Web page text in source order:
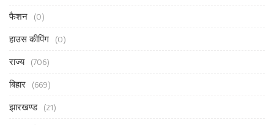
फैशन (0)
हाउस कीपिंग (0)
राज्य (706)
बिहार (669)
झारखण्ड (21)